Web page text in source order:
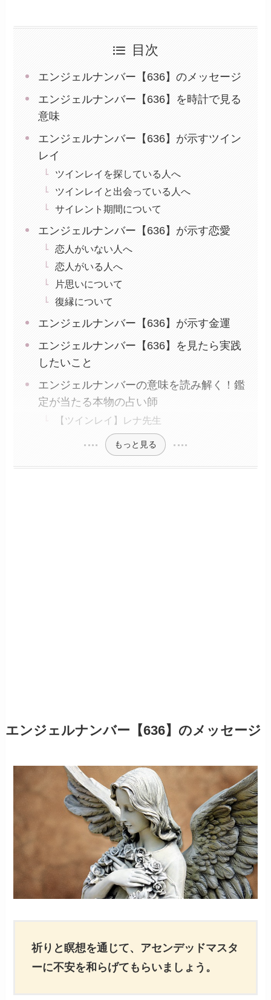
目次
エンジェルナンバー【636】のメッセージ
エンジェルナンバー【636】を時計で見る
意味
エンジェルナンバー【636】が示すツイン
レイ
ツインレイを探している人へ
ツインレイと出会っている人へ
サイレント期間について
エンジェルナンバー【636】が示す恋愛
恋人がいない人へ
恋人がいる人へ
片思いについて
復縁について
エンジェルナンバー【636】が示す金運
エンジェルナンバー【636】を見たら実践
したいこと
エンジェルナンバーの意味を読み解く！鑑
定が当たる本物の占い師
【ツインレイ】レナ先生
もっと見る
エンジェルナンバー【636】のメッセージ
祈りと瞑想を通じて、アセンデッドマスタ
ーに不安を和らげてもらいましょう。